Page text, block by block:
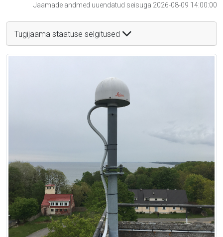
Jaamade andmed uuendatud seisuga 2026-08-09 14:00:00
Tugijaama staatuse selgitused